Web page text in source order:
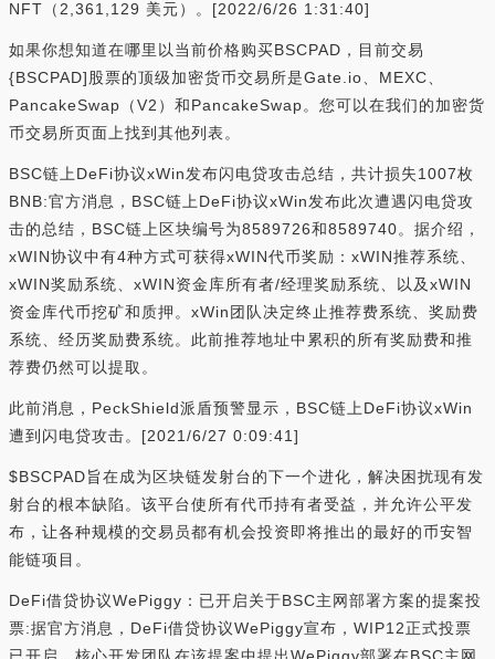
NFT（2,361,129 美元）。[2022/6/26 1:31:40]
如果你想知道在哪里以当前价格购买BSCPAD，目前交易
{BSCPAD]股票的顶级加密货币交易所是Gate.io、MEXC、
PancakeSwap（V2）和PancakeSwap。您可以在我们的加密货
币交易所页面上找到其他列表。
BSC链上DeFi协议xWin发布闪电贷攻击总结，共计损失1007枚
BNB:官方消息，BSC链上DeFi协议xWin发布此次遭遇闪电贷攻
击的总结，BSC链上区块编号为8589726和8589740。据介绍，
xWIN协议中有4种方式可获得xWIN代币奖励：xWIN推荐系统、
xWIN奖励系统、xWIN资金库所有者/经理奖励系统、以及xWIN
资金库代币挖矿和质押。xWin团队决定终止推荐费系统、奖励费
系统、经历奖励费系统。此前推荐地址中累积的所有奖励费和推
荐费仍然可以提取。
此前消息，PeckShield派盾预警显示，BSC链上DeFi协议xWin
遭到闪电贷攻击。[2021/6/27 0:09:41]
$BSCPAD旨在成为区块链发射台的下一个进化，解决困扰现有发
射台的根本缺陷。该平台使所有代币持有者受益，并允许公平发
布，让各种规模的交易员都有机会投资即将推出的最好的币安智
能链项目。
DeFi借贷协议WePiggy：已开启关于BSC主网部署方案的提案投
票:据官方消息，DeFi借贷协议WePiggy宣布，WIP12正式投票